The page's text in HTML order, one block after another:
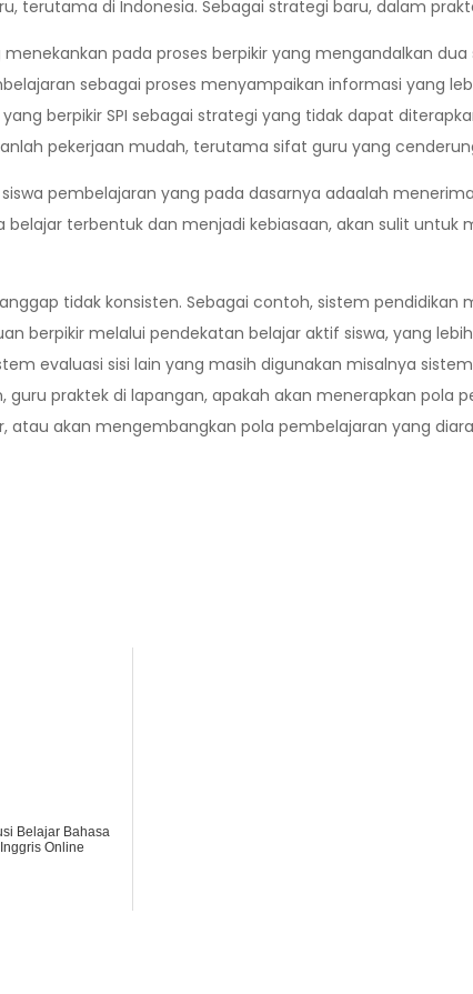
terutama di Indonesia. Sebagai strategi baru, dalam
pada proses berpikir yang mengandalkan
sebagai proses menyampaikan informasi yang
berpikir SPI sebagai strategi yang tidak dapat
pekerjaan mudah, terutama sifat guru yang
pembelajaran yang pada dasarnya adaalah
terbentuk dan menjadi kebiasaan, akan sulit
tidak konsisten. Sebagai contoh, sistem
berpikir melalui pendekatan belajar aktif siswa, yang
evaluasi sisi lain yang masih digunakan misalnya
praktek di lapangan, apakah akan menerapkan pola
atau akan mengembangkan pola pembelajaran yang
Belajar Bahasa
Inggris Online